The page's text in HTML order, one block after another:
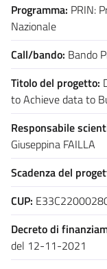
Programma: PRIN:
Nazionale
Call/bando: Bando
Titolo del progetto:
to Achieve data to
Responsabile
Giuseppina FAILLA
Scadenza del
CUP:
Decreto di
del 12-11-2021